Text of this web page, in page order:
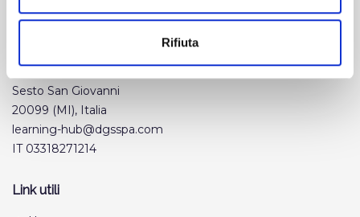
Rifiuta
Sede legale: Via Paolo di Dono, 73
Sede Operativa: P.zza Indro Montanelli, 20
Sesto San Giovanni
20099 (MI), Italia
learning-hub@dgsspa.com
IT 03318271214
Link utili